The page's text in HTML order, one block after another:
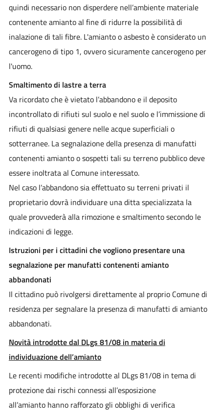
quindi necessario non disperdere nell’ambiente materiale
contenente amianto al fine di ridurre la possibilità di
inalazione di tali fibre. L'amianto o asbesto è considerato un
cancerogeno di tipo 1, ovvero sicuramente cancerogeno per
l'uomo.
Smaltimento di lastre a terra
Va ricordato che è vietato l’abbandono e il deposito
incontrollato di rifiuti sul suolo e nel suolo e l’immissione di
rifiuti di qualsiasi genere nelle acque superficiali o
sotterranee. La segnalazione della presenza di manufatti
contenenti amianto o sospetti tali su terreno pubblico deve
essere inoltrata al Comune interessato.
Nel caso l’abbandono sia effettuato su terreni privati il
proprietario dovrà individuare una ditta specializzata la
quale provvederà alla rimozione e smaltimento secondo le
indicazioni di legge.
Istruzioni per i cittadini che vogliono presentare una
segnalazione per manufatti contenenti amianto
abbandonati
Il cittadino può rivolgersi direttamente al proprio Comune di
residenza per segnalare la presenza di manufatti di amianto
abbandonati.
Novità introdotte dal DLgs 81/08 in materia di
individuazione dell’amianto
Le recenti modifiche introdotte al DLgs 81/08 in tema di
protezione dai rischi connessi all’esposizione
all’amianto hanno rafforzato gli obblighi di verifica